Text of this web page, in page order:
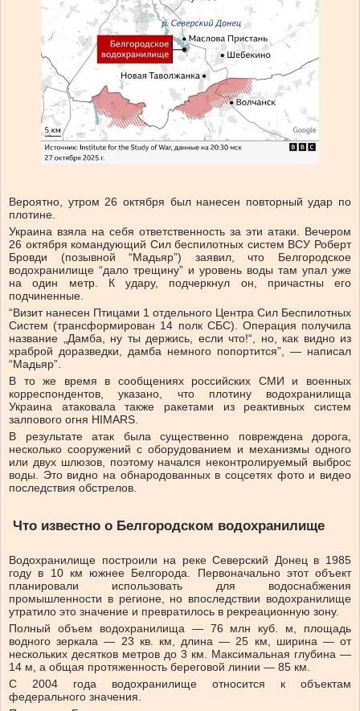
Вероятно, утром 26 октября был нанесен повторный удар по
плотине.
Украина взяла на себя ответственность за эти атаки. Вечером
26 октября командующий Сил беспилотных систем ВСУ Роберт
Бровди (позывной “Мадьяр”) заявил, что Белгородское
водохранилище “дало трещину” и уровень воды там упал уже
на один метр. К удару, подчеркнул он, причастны его
подчиненные.
“Визит нанесен Птицами 1 отдельного Центра Сил Беспилотных
Систем (трансформирован 14 полк СБС). Операция получила
название „Дамба, ну ты держись, если что!“, но, как видно из
храброй доразведки, дамба немного попортится”, — написал
“Мадьяр”.
В то же время в сообщениях российских СМИ и военных
корреспондентов, указано, что плотину водохранилища
Украина атаковала также ракетами из реактивных систем
залпового огня HIMARS.
В результате атак была существенно повреждена дорога,
несколько сооружений с оборудованием и механизмы одного
или двух шлюзов, поэтому начался неконтролируемый выброс
воды. Это видно на обнародованных в соцсетях фото и видео
последствия обстрелов.
Что известно о Белгородском водохранилище
Водохранилище построили на реке Северский Донец в 1985
году в 10 км южнее Белгорода. Первоначально этот объект
планировали использовать для водоснабжения
промышленности в регионе, но впоследствии водохранилище
утратило это значение и превратилось в рекреационную зону.
Полный объем водохранилища — 76 млн куб. м, площадь
водного зеркала — 23 кв. км, длина — 25 км, ширина — от
нескольких десятков метров до 3 км. Максимальная глубина —
14 м, а общая протяженность береговой линии — 85 км.
С 2004 года водохранилище относится к объектам
федерального значения.